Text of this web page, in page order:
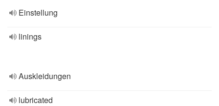
Einstellung
linings
Auskleidungen
lubricated